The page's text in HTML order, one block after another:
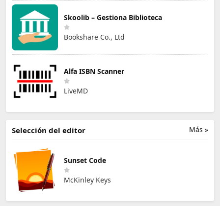
Skoolib – Gestiona Biblioteca
Bookshare Co., Ltd
Alfa ISBN Scanner
LiveMD
Más »
Selección del editor
Sunset Code
McKinley Keys